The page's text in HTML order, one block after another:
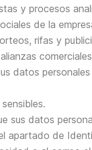
y procesos
de la
rifas y
datos
sus datos
apartado de